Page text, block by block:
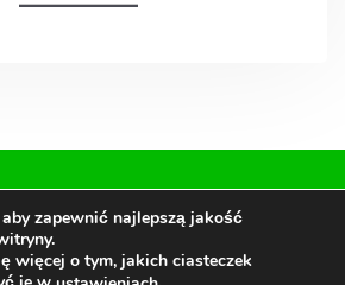
Rights Reserved
zapewnić najlepszą jakość
więcej o tym, jakich ciasteczek